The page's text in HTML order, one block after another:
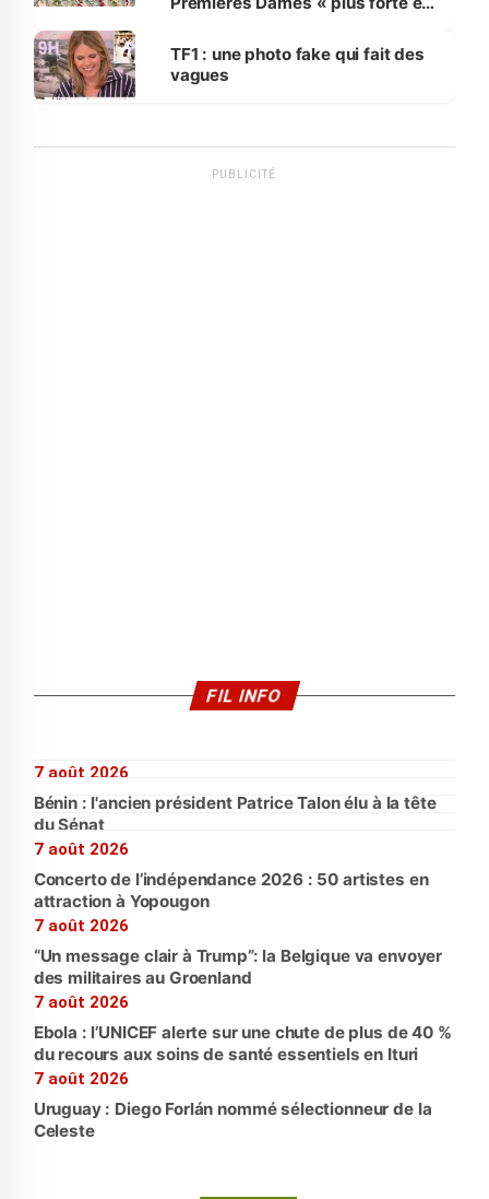
sur la scène internationale »
TF1 : une photo fake qui fait des
vagues
PUBLICITÉ
FIL INFO
7 août 2026
Bénin : l'ancien président Patrice Talon élu à la tête
du Sénat
7 août 2026
Concerto de l’indépendance 2026 : 50 artistes en
attraction à Yopougon
7 août 2026
“Un message clair à Trump”: la Belgique va envoyer
des militaires au Groenland
7 août 2026
Ebola : l’UNICEF alerte sur une chute de plus de 40 %
du recours aux soins de santé essentiels en Ituri
7 août 2026
Uruguay : Diego Forlán nommé sélectionneur de la
Celeste